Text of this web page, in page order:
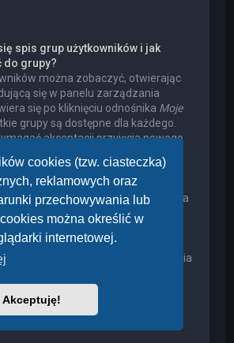
cookies (tzw. ciasteczka)
reklamowych oraz
przechowywania lub
można określić w
internetowej.
Akceptuję!
spis grup użytkowników i jak
do grupy?
można zobaczyć, otwierając
się w panelu zarządzania
się po kliknięciu odnośnika Moje
grupy są dostępne dla każdego.
akceptacji przyjęcia nowego
członków. Użytkownik może
do danej grupy, naciskając
Prośba o przyjęcie do grupy, która
przyjęcia nowego członka, musi
przez lidera grupy. Może on
o podanie wyjaśnień, dlaczego
do tej grupy. W przypadku otrzymania
miał on swoje powody.